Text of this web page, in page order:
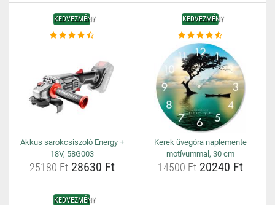
KEDVEZMÉNY
Akkus sarokcsiszoló Energy +
18V, 58G003
25180 Ft28630 Ft
KEDVEZMÉNY
Kerek üvegóra naplemente
motívummal, 30 cm
14500 Ft20240 Ft
KEDVEZMÉNY